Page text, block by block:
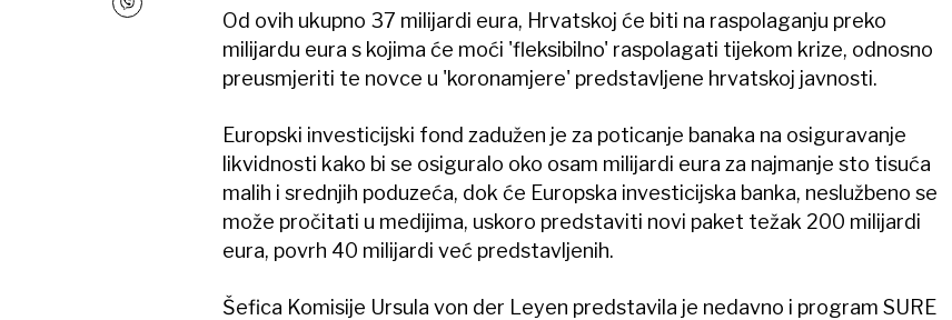
Od ovih ukupno 37 milijardi eura, Hrvatskoj će biti na raspolaganju preko
milijardu eura s kojima će moći 'fleksibilno' raspolagati tijekom krize, odnosno
preusmjeriti te novce u 'koronamjere' predstavljene hrvatskoj javnosti.
Europski investicijski fond zadužen je za poticanje banaka na osiguravanje
likvidnosti kako bi se osiguralo oko osam milijardi eura za najmanje sto tisuća
malih i srednjih poduzeća, dok će Europska investicijska banka, neslužbeno se
može pročitati u medijima, uskoro predstaviti novi paket težak 200 milijardi
eura, povrh 40 milijardi već predstavljenih.
Šefica Komisije Ursula von der Leyen predstavila je nedavno i program SURE